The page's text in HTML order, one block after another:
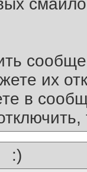
их
в
:)